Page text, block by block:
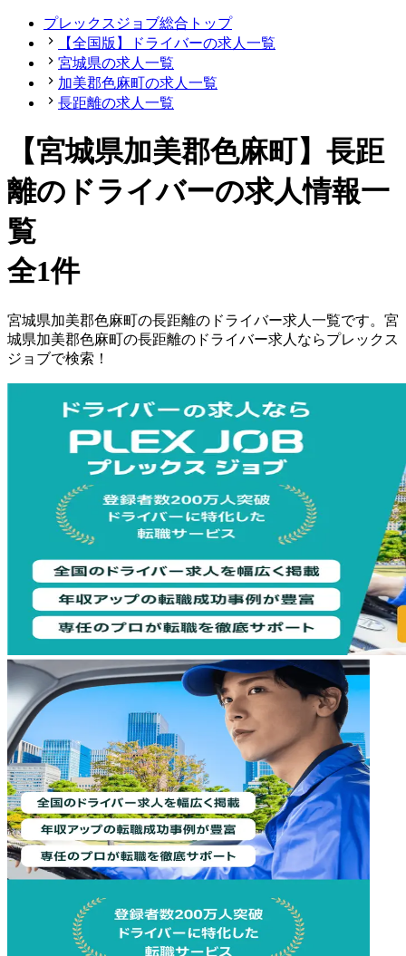
プレックスジョブ総合トップ
【全国版】ドライバーの求人一覧
宮城県の求人一覧
加美郡色麻町の求人一覧
長距離の求人一覧
【宮城県加美郡色麻町】長距
離のドライバーの求人情報一
覧
全1件
宮城県加美郡色麻町の長距離の ドライバー求人一覧です。 宮
城県加美郡色麻町の長距離の ドライバー求人ならプレックス
ジョブで検索！